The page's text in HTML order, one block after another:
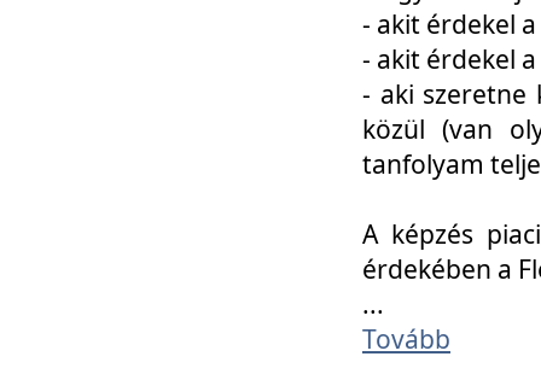
- akit érdekel
- akit érdekel
- aki szeretne
közül (van
tanfolyam
A képzés
érdekében a
...
Tovább